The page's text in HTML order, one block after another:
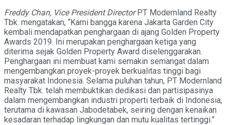
Freddy Chan, Vice President DirectorPT Modernland Realty
Tbk. mengatakan, “Kami bangga karena Jakarta Garden City
kembali mendapatkan penghargaan di ajang Golden Property
Awards 2019. Ini merupakan penghargaan ketiga yang
diterima sejak Golden Property Award diselenggarakan.
Penghargaan ini membuat kami semakin semangat dalam
mengembangkan proyek-proyek berkualitas tinggi bagi
masyarakat Indonesia. Selama puluhan tahun, PT Modernland
Realty Tbk. telah membuktikan dedikasi dan partisipasinya
dalam mengembangkan industri properti terbaik di Indonesia,
terutama di kawasan Jabodetabek, seiring dengan kenaikan
kesadaran terhadap lingkungan dan mutu kualitas tertinggi.”